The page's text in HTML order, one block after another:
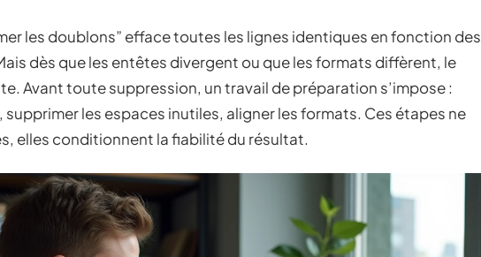
les doublons” efface toutes les lignes identiques en fonction des
dès que les entêtes divergent ou que les formats diffèrent, le
Avant toute suppression, un travail de préparation s’impose :
supprimer les espaces inutiles, aligner les formats. Ces étapes ne
elles conditionnent la fiabilité du résultat.